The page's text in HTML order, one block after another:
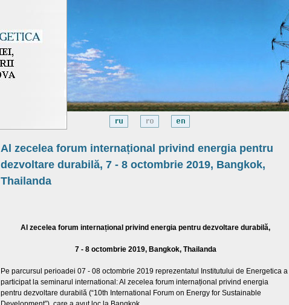
Al zecelea forum internațional privind energia pentru
dezvoltare durabilă, 7 - 8 octombrie 2019, Bangkok,
Thailanda
Al zecelea forum internațional privind energia pentru dezvoltare durabilă,
7 - 8 octombrie 2019, Bangkok, Thailanda
Pe parcursul perioadei 07 - 08 octombrie 2019 reprezentatul Institutului de Energetica a
participat la seminarul international: Al zecelea forum internațional privind energia
pentru dezvoltare durabilă (“10th International Forum on Energy for Sustainable